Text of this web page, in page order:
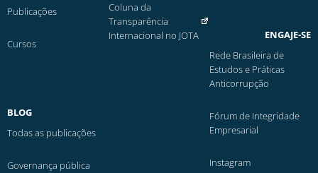
Publicações
Cursos
BLOG
Todas as publicações
Governança pública
Coluna da
Transparência
Internacional no JOTA
ENGAJE-SE
Rede Brasileira de
Estudos e Práticas
Anticorrupção
Fórum de Integridade
Empresarial
Instagram